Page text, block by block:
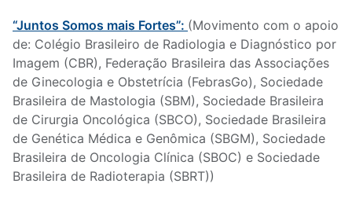
“Juntos Somos mais Fortes”: (Movimento com o apoio
de: Colégio Brasileiro de Radiologia e Diagnóstico por
Imagem (CBR), Federação Brasileira das Associações
de Ginecologia e Obstetrícia (FebrasGo), Sociedade
Brasileira de Mastologia (SBM), Sociedade Brasileira
de Cirurgia Oncológica (SBCO), Sociedade Brasileira
de Genética Médica e Genômica (SBGM), Sociedade
Brasileira de Oncologia Clínica (SBOC) e Sociedade
Brasileira de Radioterapia (SBRT))